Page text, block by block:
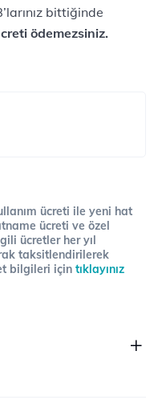
bittiğinde
ödemezsiniz.​​​​​​​​​​​
ücreti ile yeni hat
ücreti ve özel
ücretler her yıl
taksitlendirilerek
bilgileri için tıklayınız